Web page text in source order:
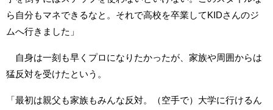
ら自分もマネできるなと。それで高校を卒業してKIDさんのジ
ムへ行きました」
自身は一刻も早くプロになりたかったが、家族や周囲からは
猛反対を受けたという。
「最初は親父も家族もみんな反対。（空手で）大学に行けるん